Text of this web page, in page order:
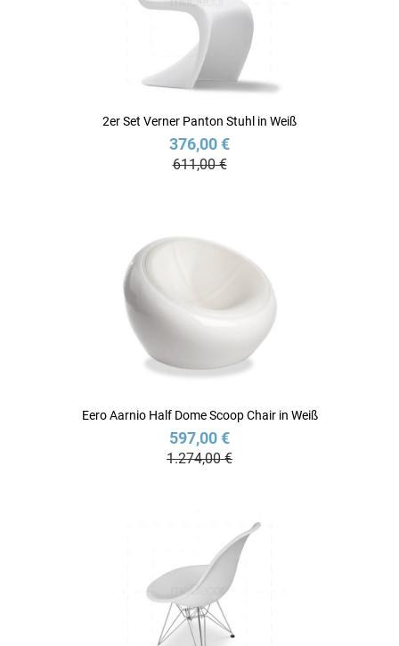
2er Set Verner Panton Stuhl in Weiß
376,00 €
611,00 €
Eero Aarnio Half Dome Scoop Chair in Weiß
597,00 €
1.274,00 €